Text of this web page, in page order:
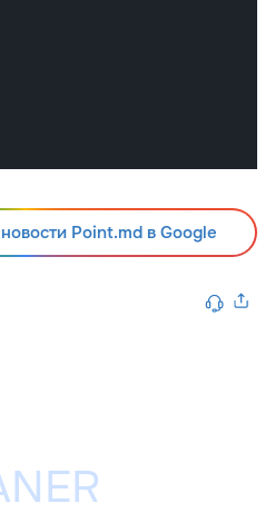
Point.md в Google